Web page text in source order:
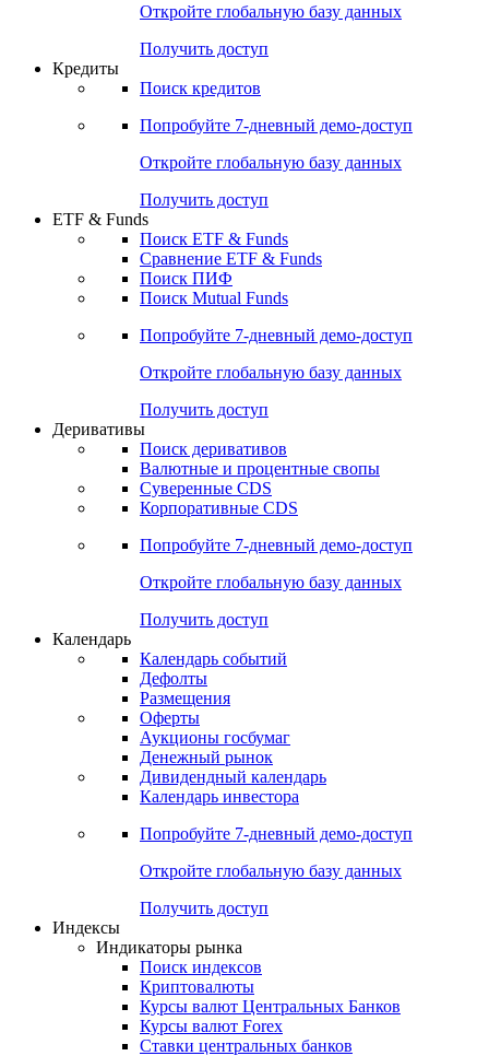
Откройте глобальную базу данных
Получить доступ
Кредиты
Поиск кредитов
Попробуйте 7-дневный демо-доступ
Откройте глобальную базу данных
Получить доступ
ETF & Funds
Поиск ETF & Funds
Сравнение ETF & Funds
Поиск ПИФ
Поиск Mutual Funds
Попробуйте 7-дневный демо-доступ
Откройте глобальную базу данных
Получить доступ
Деривативы
Поиск деривативов
Валютные и процентные свопы
Суверенные CDS
Корпоративные CDS
Попробуйте 7-дневный демо-доступ
Откройте глобальную базу данных
Получить доступ
Календарь
Календарь событий
Дефолты
Размещения
Оферты
Аукционы госбумаг
Денежный рынок
Дивидендный календарь
Календарь инвестора
Попробуйте 7-дневный демо-доступ
Откройте глобальную базу данных
Получить доступ
Индексы
Индикаторы рынка
Поиск индексов
Криптовалюты
Курсы валют Центральных Банков
Курсы валют Forex
Ставки центральных банков